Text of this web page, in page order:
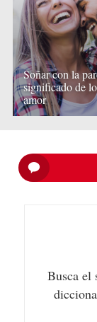
Soñar con la
significado de
amor
Busca el